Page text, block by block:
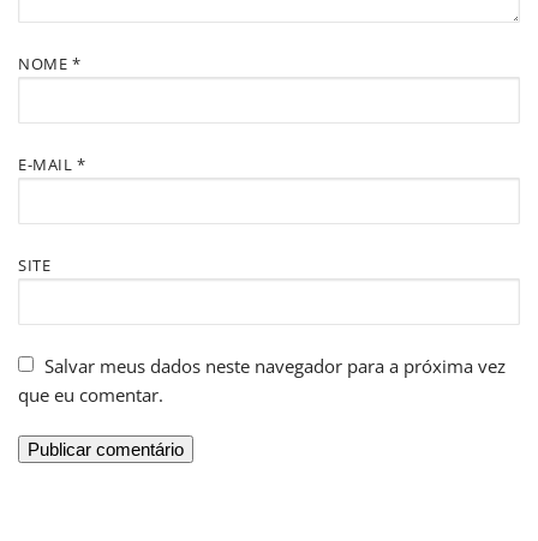
NOME *
E-MAIL *
SITE
Salvar meus dados neste navegador para a próxima vez
que eu comentar.